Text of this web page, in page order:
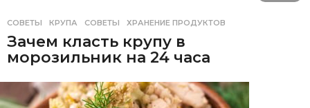
СОВЕТЫ КРУПА ,СОВЕТЫ ,ХРАНЕНИЕ ПРОДУКТОВ
Зачем класть крупу в
морозильник на 24 часа